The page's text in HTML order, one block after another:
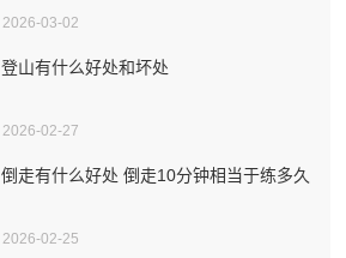
2026-03-02
登山有什么好处和坏处
2026-02-27
倒走有什么好处 倒走10分钟相当于练多久
2026-02-25